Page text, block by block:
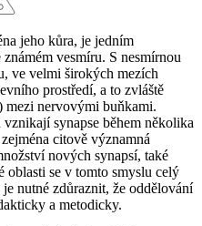
jeho kůra, je jedním
vesmíru. S nesmírnou
ve velmi širokých mezích
prostředí, a to zvláště
mezi nervovými buňkami.
synapse během několika
citově významná
nových synapsí, také
se v tomto smyslu celý
nutné zdůraznit, že oddělování
a metodicky.